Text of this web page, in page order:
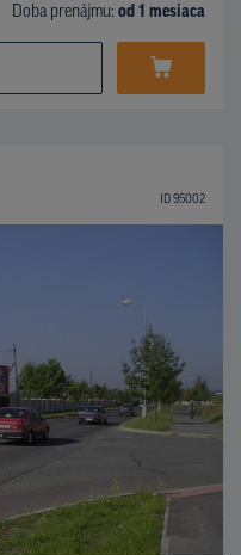
Doba prenájmu: od 1 mesiaca
ID 95002